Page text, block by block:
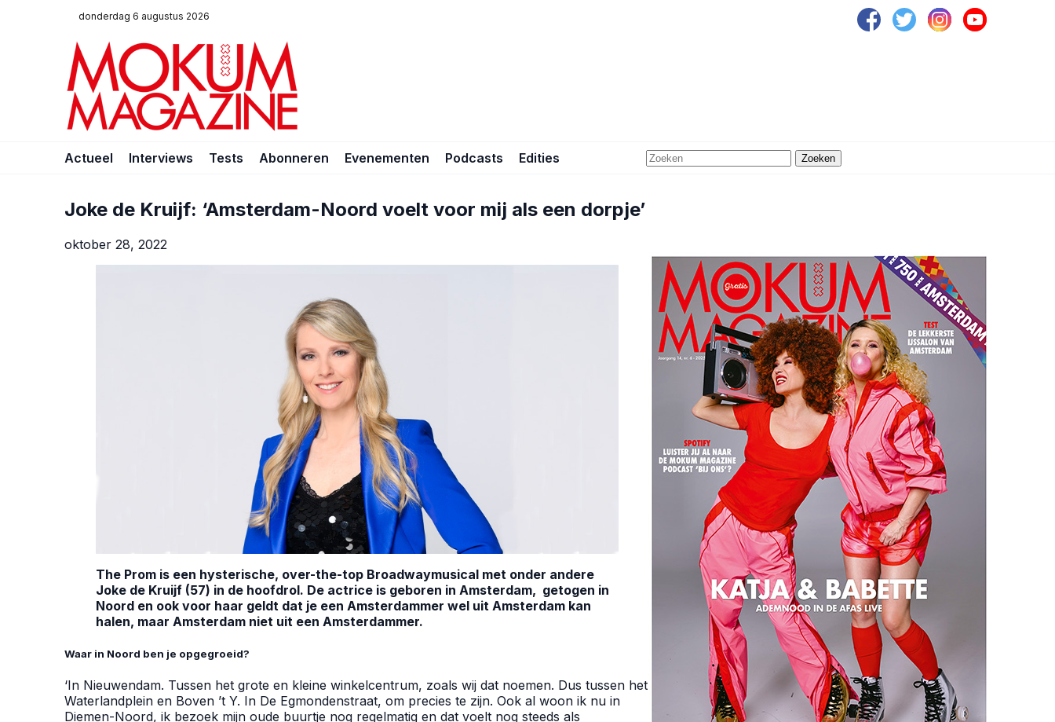
donderdag 6 augustus 2026
Actueel Interviews Tests Abonneren Evenementen Podcasts Edities Zoeken
Joke de Kruijf: ‘Amsterdam-Noord voelt voor mij als een dorpje’
oktober 28, 2022
The Prom is een hysterische, over-the-top Broadwaymusical met onder andere
Joke de Kruijf (57) in de hoofdrol. De actrice is geboren in Amsterdam, getogen in
Noord en ook voor haar geldt dat je een Amsterdammer wel uit Amsterdam kan
halen, maar Amsterdam niet uit een Amsterdammer.
Waar in Noord ben je opgegroeid?
‘In Nieuwendam. Tussen het grote en kleine winkelcentrum, zoals wij dat noemen. Dus tussen het
Waterlandplein en Boven ’t Y. In De Egmondenstraat, om precies te zijn. Ook al woon ik nu in
Diemen-Noord, ik bezoek mijn oude buurtje nog regelmatig en dat voelt nog steeds als